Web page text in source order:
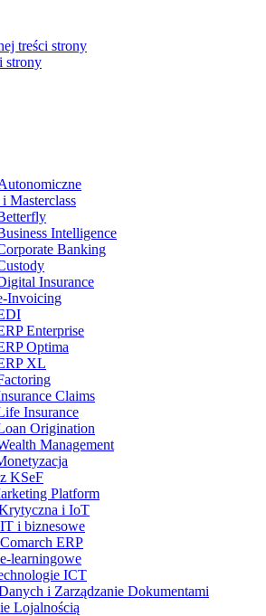
treści strony
strony
Masterclass
Intelligence
Banking
Insurance
Invoicing
Enterprise
Optima
XL
Claims
Insurance
Origination
Management
KSeF
Platform
i IoT
i biznesowe
ERP
learningowe
ICT
i Zarządzanie Dokumentami
Lojalnością